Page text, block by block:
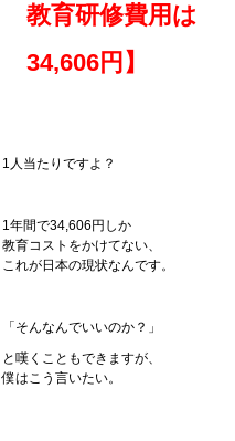
教育研修費用は
34,606円】
1人当たりですよ？
1年間で34,606円しか
教育コストをかけてない、
これが日本の現状なんです。
「そんなんでいいのか？」
と嘆くこともできますが、
僕はこう言いたい。